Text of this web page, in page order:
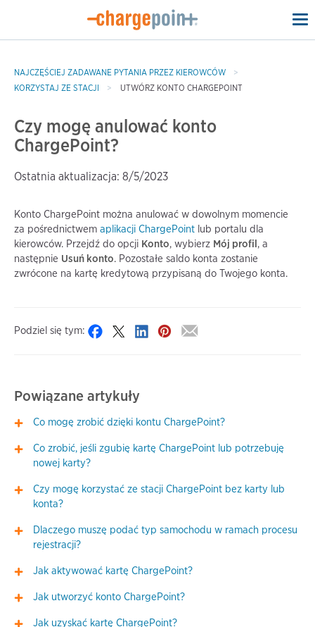
NAJCZĘŚCIEJ ZADAWANE PYTANIA PRZEZ KIEROWCÓW
KORZYSTAJ ZE STACJI
UTWÓRZ KONTO CHARGEPOINT
Czy mogę anulować konto
ChargePoint?
Ostatnia aktualizacja: 8/5/2023
Konto ChargePoint można anulować w dowolnym momencie
za pośrednictwem aplikacji ChargePoint lub portalu dla
kierowców. Przejdź do opcji Konto, wybierz Mój profil, a
następnie Usuń konto. Pozostałe saldo konta zostanie
zwrócone na kartę kredytową przypisaną do Twojego konta.
Podziel się tym:
Powiązane artykuły
Co mogę zrobić dzięki kontu ChargePoint?
Co zrobić, jeśli zgubię kartę ChargePoint lub potrzebuję
nowej karty?
Czy mogę korzystać ze stacji ChargePoint bez karty lub
konta?
Dlaczego muszę podać typ samochodu w ramach procesu
rejestracji?
Jak aktywować kartę ChargePoint?
Jak utworzyć konto ChargePoint?
Jak uzyskać kartę ChargePoint?